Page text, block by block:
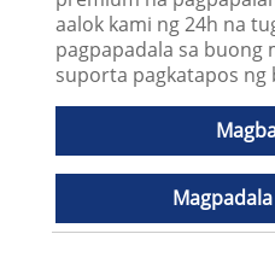
aalok kami ng 24h na
pagpapadala sa buong
suporta pagkatapos ng